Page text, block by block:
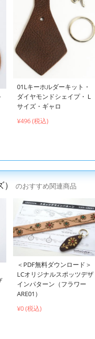
01Lキーホルダーキット・
ダイヤモンドシェイプ・Ｌ
サイズ・ギャロ
¥496 (税込)
のおすすめ関連商品
＜PDF無料ダウンロード＞
LCオリジナルスポッツデザ
インパターン（フラワー
ARE01）
¥0 (税込)